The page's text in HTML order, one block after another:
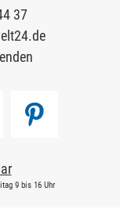
37
9 bis 16 Uhr